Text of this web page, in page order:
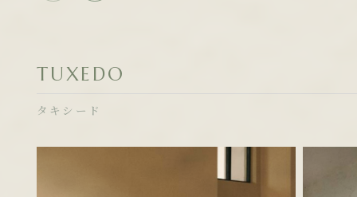
TUXEDO
タキシード